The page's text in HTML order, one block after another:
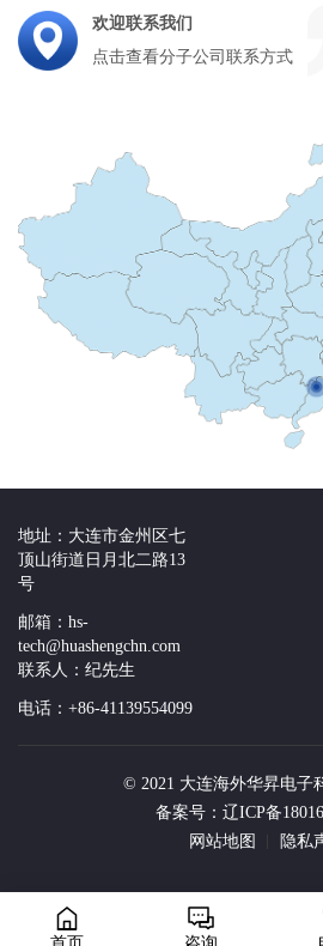
欢迎联系我们
点击查看分子公司联系方式
地址：大连市金州区七
顶山街道日月北二路13
号
邮箱：hs-
tech@huashengchn.com
联系人：纪先生
电话：+86-41139554099
© 2021 大连海外华昇电子
备案号：辽ICP备
网站地图
隐私